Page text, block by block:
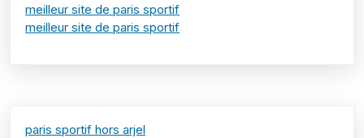
meilleur site de paris sportif
meilleur site de paris sportif
paris sportif hors arjel